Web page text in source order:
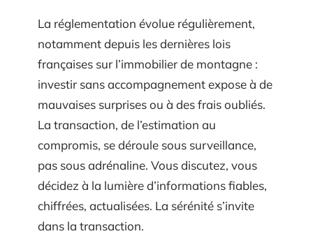
La réglementation évolue régulièrement,
notamment depuis les dernières lois
françaises sur l’immobilier de montagne :
investir sans accompagnement expose à de
mauvaises surprises ou à des frais oubliés.
La transaction, de l’estimation au
compromis, se déroule sous surveillance,
pas sous adrénaline. Vous discutez, vous
décidez à la lumière d’informations fiables,
chiffrées, actualisées. La sérénité s’invite
dans la transaction.